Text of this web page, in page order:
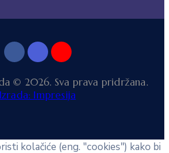
© 2026. Sva prava pridržana.
Izrada: Impresija
kolačiće (eng. "cookies") kako bi